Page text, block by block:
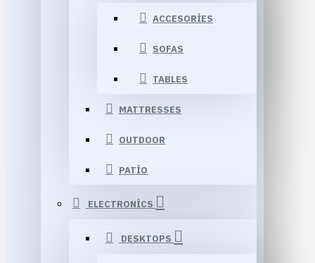
ACCESORIES
SOFAS
TABLES
MATTRESSES
OUTDOOR
PATIO
ELECTRONICS
DESKTOPS